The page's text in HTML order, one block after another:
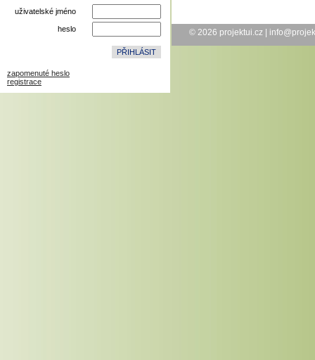
uživatelské jméno
heslo
zapomenuté heslo
registrace
© 2026 projektui.cz